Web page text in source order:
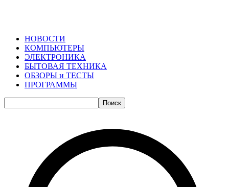
НОВОСТИ
КОМПЬЮТЕРЫ
ЭЛЕКТРОНИКА
БЫТОВАЯ ТЕХНИКА
ОБЗОРЫ и ТЕСТЫ
ПРОГРАММЫ
Поиск